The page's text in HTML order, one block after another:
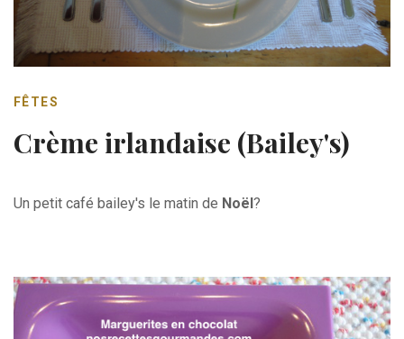
FÊTES
Crème irlandaise (Bailey's)
Un petit café bailey's le matin de Noël?